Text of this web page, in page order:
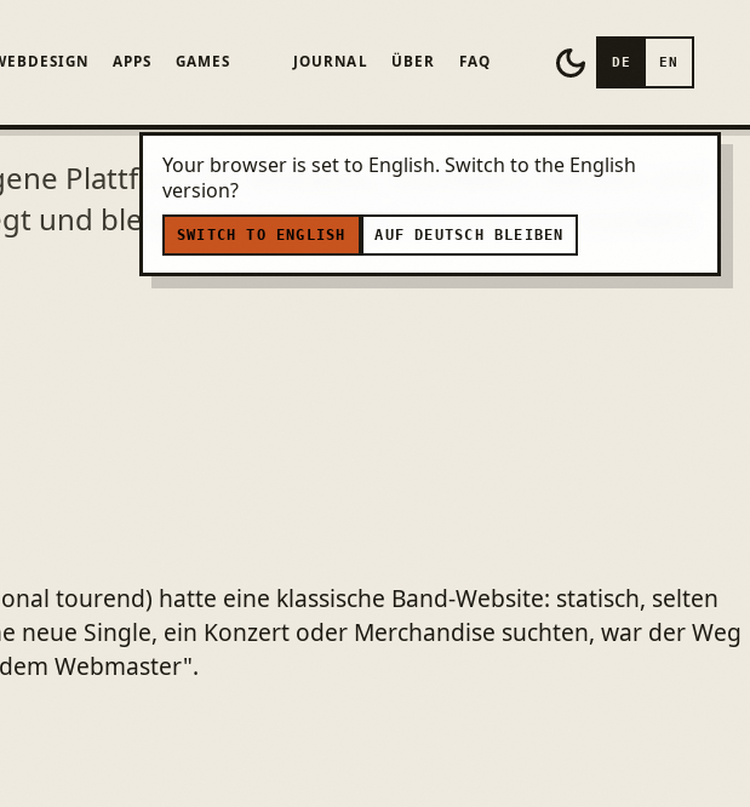
Your browser is set to English. Switch to the English
version?
SWITCH TO ENGLISH AUF DEUTSCH BLEIBEN
APPS GAMES JOURNAL ÜBER FAQ DE EN
Plattform für Releases, Tourdaten, Medien und
und bleiben unabhängig von einzelnen sozialen
tourend) hatte eine klassische Band-Website: statisch, selten
Single, ein Konzert oder Merchandise suchten, war der Weg
Webmaster".